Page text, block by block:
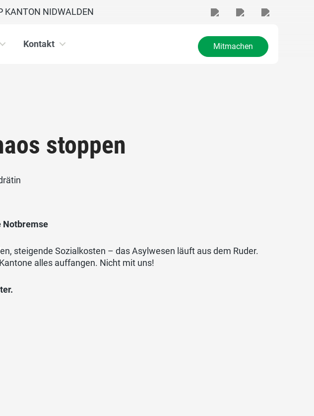
KANTON NIDWALDEN
Kontakt Mitmachen
stoppen
Notbremse
steigende Sozialkosten – das Asylwesen läuft aus dem Ruder.
alles auffangen. Nicht mit uns!